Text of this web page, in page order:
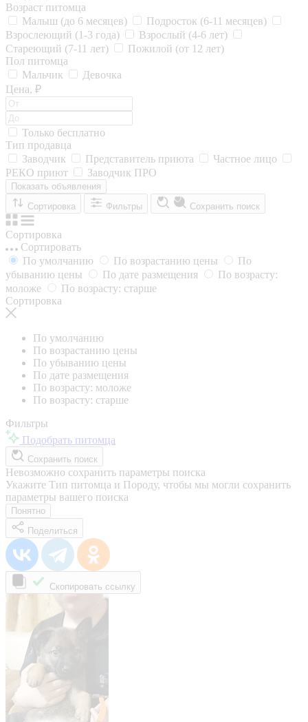
Возраст питомца
Малыш (до 6 месяцев)
Подросток (6-11 месяцев)
Взрослеющий (1-3 года)
Взрослый (4-6 лет)
Стареющий (7-11 лет)
Пожилой (от 12 лет)
Пол питомца
Мальчик
Девочка
Цена, ₽
Только бесплатно
Тип продавца
Заводчик
Представитель приюта
Частное лицо
РЕКО приют
Заводчик ПРО
Показать объявления
Сортировка
Фильтры Сохранить поиск
Сортировка
Сортировать
По умолчанию
По возрастанию цены
По
убыванию цены
По дате размещения
По возрасту:
моложе
По возрасту: старше
Сортировка
По умолчанию
По возрастанию цены
По убыванию цены
По дате размещения
По возрасту: моложе
По возрасту: старше
Фильтры
Подобрать питомца
Сохранить поиск
Невозможно сохранить параметры поиска
Укажите Тип питомца и Породу, чтобы мы могли сохранить
параметры вашего поиска
Понятно
Поделиться
Скопировать ссылку